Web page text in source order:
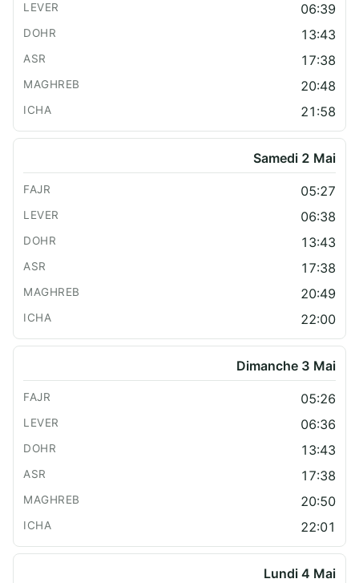
06:39
13:43
17:38
20:48
21:58
Samedi 2 Mai
05:27
06:38
13:43
17:38
20:49
22:00
Dimanche 3 Mai
05:26
06:36
13:43
17:38
20:50
22:01
Lundi 4 Mai